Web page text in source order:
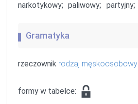
narkotykowy; paliwowy; partyjny;
Gramatyka
rzeczownik rodzaj męskoosobowy
formy w tabelce: